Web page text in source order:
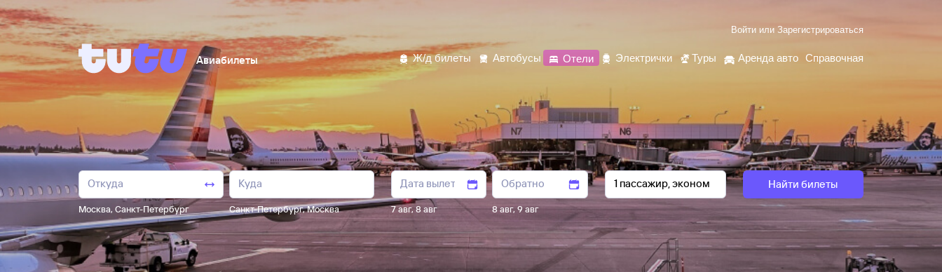
Войти или Зарегистрироваться
Авиабилеты Ж/д билеты Автобусы Отели Электрички Туры Аренда авто Справочная
Москва, Санкт-Петербург Санкт-Петербург,Москва 7 авг, 8 авг 8 авг,9 авг
Найти билеты